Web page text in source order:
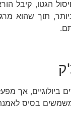
תוך שהוא
ביולוגיים, אך
בסיס